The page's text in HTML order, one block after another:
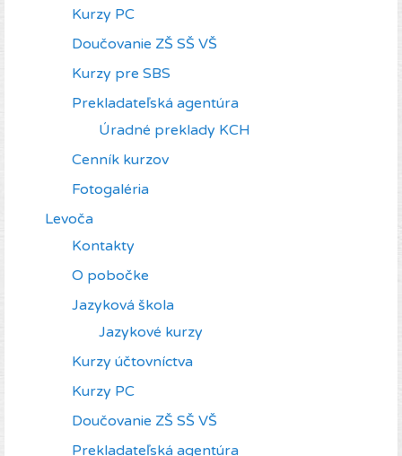
Kurzy PC
Doučovanie ZŠ SŠ VŠ
Kurzy pre SBS
Prekladateľská agentúra
Úradné preklady KCH
Cenník kurzov
Fotogaléria
Levoča
Kontakty
O pobočke
Jazyková škola
Jazykové kurzy
Kurzy účtovníctva
Kurzy PC
Doučovanie ZŠ SŠ VŠ
Prekladateľská agentúra